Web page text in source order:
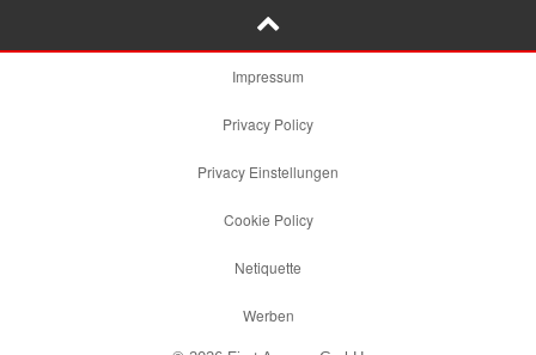
Impressum
Privacy Policy
Privacy Einstellungen
Cookie Policy
Netiquette
Werben